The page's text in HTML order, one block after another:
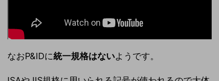
なおP&IDに統一規格はないようです。